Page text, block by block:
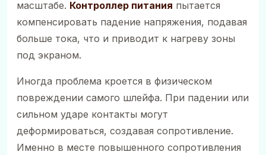
масштабе. Контроллер питания пытается
компенсировать падение напряжения, подавая
больше тока, что и приводит к нагреву зоны
под экраном.
Иногда проблема кроется в физическом
повреждении самого шлейфа. При падении или
сильном ударе контакты могут
деформироваться, создавая сопротивление.
Именно в месте повышенного сопротивления